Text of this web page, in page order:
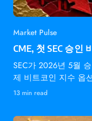
Market Pulse
CME, 첫 SEC 승인
SEC가 2026년 5월
제 비트코인 지수 옵
13 min read